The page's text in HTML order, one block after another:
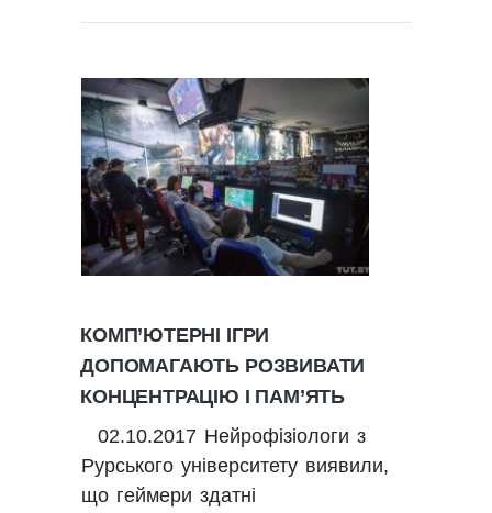
КОМП’ЮТЕРНІ ІГРИ
ДОПОМАГАЮТЬ РОЗВИВАТИ
КОНЦЕНТРАЦІЮ І ПАМ’ЯТЬ
02.10.2017 Нейрофізіологи з
Рурського університету виявили,
що геймери здатні